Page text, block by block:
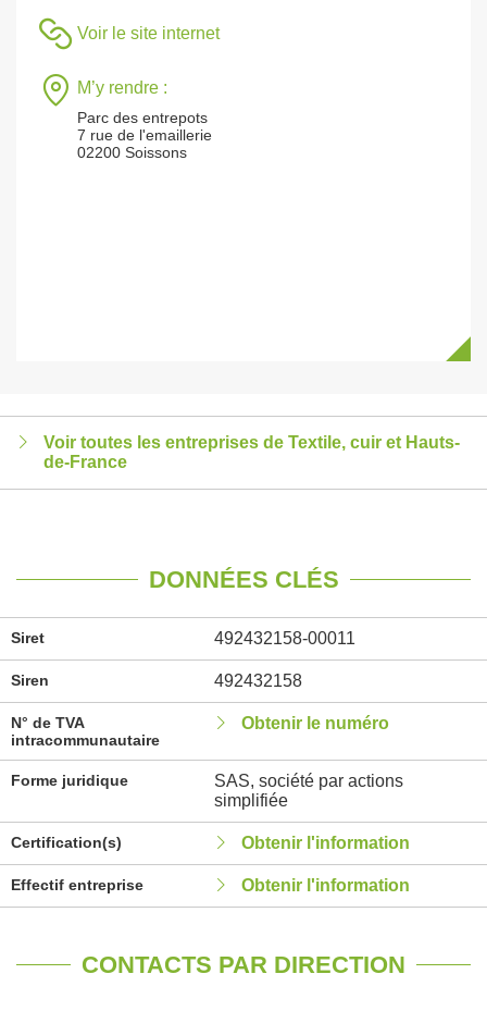
Voir le site internet
M’y rendre :
Parc des entrepots
7 rue de l'emaillerie
02200 Soissons
Voir toutes les entreprises de Textile, cuir et Hauts-
de-France
DONNÉES CLÉS
Siret 492432158-00011
Siren 492432158
N° de TVA
intracommunautaire
Obtenir le numéro
Forme juridique
SAS, société par actions
simplifiée
Certification(s) Obtenir l'information
Effectif entreprise Obtenir l'information
CONTACTS PAR DIRECTION